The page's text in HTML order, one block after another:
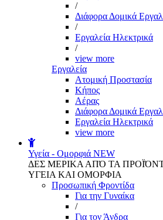
/
Διάφορα Δομικά
/
Εργαλεία Ηλεκτρικά
/
view more
Εργαλεία
Aτομική Προστασία
Kήπος
Αέρας
Διάφορα Δομικά
Εργαλεία Ηλεκτρικά
view more
Υγεία - Ομορφιά NEW
ΔΕΣ ΜΕΡΙΚΑ ΑΠΌ ΤΑ
ΥΓΕΙΑ ΚΑΙ ΟΜΟΡΦΙΑ
Προσωπική Φροντίδα
Για την Γυναίκα
/
Για τον Άνδρα